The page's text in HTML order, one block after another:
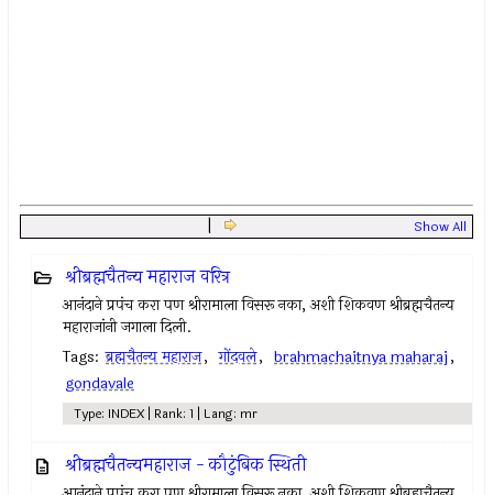
Show All
श्रीब्रह्मचैतन्य महाराज वरित्र
आनंदाने प्रपंच करा पण श्रीरामाला विसरू नका, अशी शिकवण श्रीब्रह्मचैतन्य
महाराजांनी जगाला दिली.
Tags: ब्रह्मचैतन्य महाराज, गोंदवले, brahmachaitnya maharaj,
gondavale
Type: INDEX | Rank: 1 | Lang: mr
श्रीब्रह्मचैतन्यमहाराज - कौटुंबिक स्थिती